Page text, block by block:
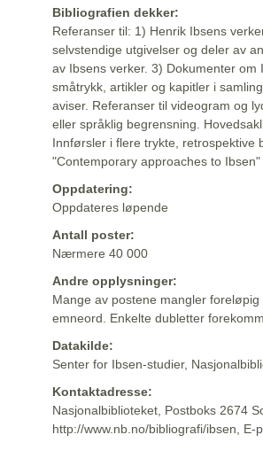
Bibliografien dekker:
Referanser til: 1) Henrik Ibsens
selvstendige utgivelser og deler av
av Ibsens verker. 3) Dokumenter om
småtrykk, artikler og kapitler i
aviser. Referanser til videogram og
eller språklig begrensning.
Innførsler i flere trykte, retrospektive
"Contemporary approaches to
Oppdatering:
Oppdateres løpende
Antall poster:
Nærmere 40 000
Andre opplysninger:
Mange av postene mangler
emneord. Enkelte dubletter
Datakilde:
Senter for Ibsen-studier,
Kontaktadresse:
Nasjonalbiblioteket, Postboks 2674
http://www.nb.no/bibliografi/ibsen, E-